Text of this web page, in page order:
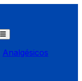
Analgésicos